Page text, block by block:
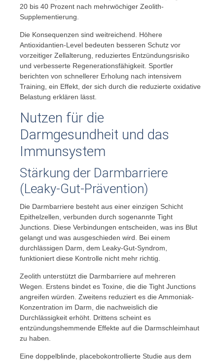
20 bis 40 Prozent nach mehrwöchiger Zeolith-
Supplementierung.
Die Konsequenzen sind weitreichend. Höhere
Antioxidantien-Level bedeuten besseren Schutz vor
vorzeitiger Zellalterung, reduziertes Entzündungsrisiko
und verbesserte Regenerationsfähigkeit. Sportler
berichten von schnellerer Erholung nach intensivem
Training, ein Effekt, der sich durch die reduzierte oxidative
Belastung erklären lässt.
Nutzen für die
Darmgesundheit und das
Immunsystem
Stärkung der Darmbarriere
(Leaky-Gut-Prävention)
Die Darmbarriere besteht aus einer einzigen Schicht
Epithelzellen, verbunden durch sogenannte Tight
Junctions. Diese Verbindungen entscheiden, was ins Blut
gelangt und was ausgeschieden wird. Bei einem
durchlässigen Darm, dem Leaky-Gut-Syndrom,
funktioniert diese Kontrolle nicht mehr richtig.
Zeolith unterstützt die Darmbarriere auf mehreren
Wegen. Erstens bindet es Toxine, die die Tight Junctions
angreifen würden. Zweitens reduziert es die Ammoniak-
Konzentration im Darm, die nachweislich die
Durchlässigkeit erhöht. Drittens scheint es
entzündungshemmende Effekte auf die Darmschleimhaut
zu haben.
Eine doppelblinde, placebokontrollierte Studie aus dem